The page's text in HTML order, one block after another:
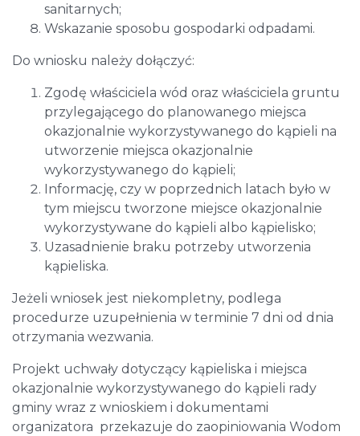
sanitarnych;
Wskazanie sposobu gospodarki odpadami.
Do wniosku należy dołączyć:
Zgodę właściciela wód oraz właściciela gruntu
przylegającego do planowanego miejsca
okazjonalnie wykorzystywanego do kąpieli na
utworzenie miejsca okazjonalnie
wykorzystywanego do kąpieli;
Informację, czy w poprzednich latach było w
tym miejscu tworzone miejsce okazjonalnie
wykorzystywane do kąpieli albo kąpielisko;
Uzasadnienie braku potrzeby utworzenia
kąpieliska.
Jeżeli wniosek jest niekompletny, podlega
procedurze uzupełnienia w terminie 7 dni od dnia
otrzymania wezwania.
Projekt uchwały dotyczący kąpieliska i miejsca
okazjonalnie wykorzystywanego do kąpieli rady
gminy wraz z wnioskiem i dokumentami
organizatora przekazuje do zaopiniowania Wodom